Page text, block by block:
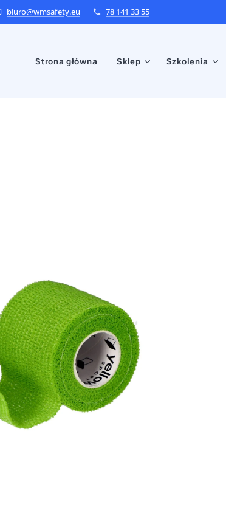
biuro@wmsafety.eu 78 141 33 55
Strona główna Sklep Szkolenia